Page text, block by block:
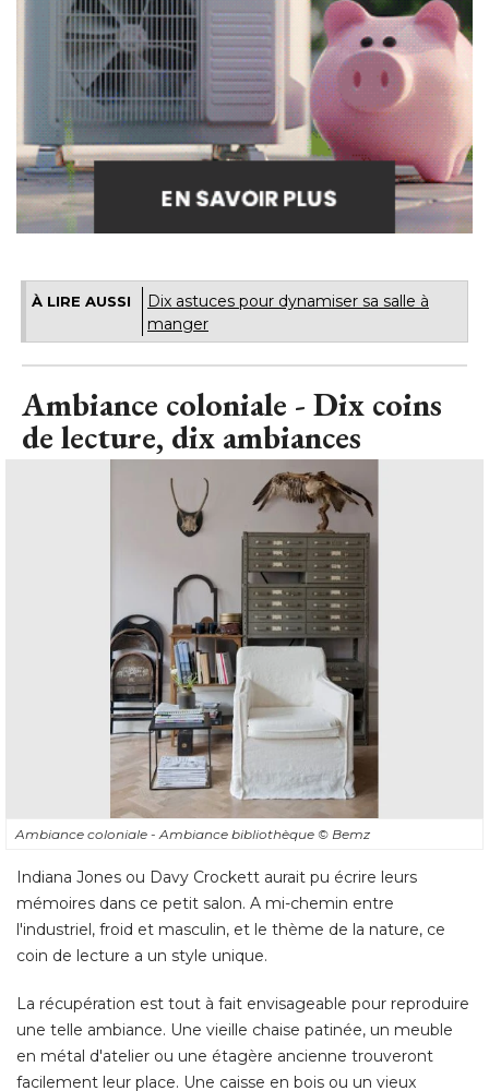
À LIRE AUSSI
Dix astuces pour dynamiser sa salle à
Ambiance coloniale - Dix coins
de lecture, dix ambiances
Ambiance coloniale - Ambiance bibliothèque© Bemz
Indiana Jones ou Davy Crockett aurait pu écrire leurs
mémoires dans ce petit salon. A mi-chemin entre
l'industriel, froid et masculin, et le thème de la nature, ce
La récupération est tout à fait envisageable pour reproduire
une telle ambiance. Une vieille chaise patinée, un meuble
en métal d'atelier ou une étagère ancienne trouveront
tonneau se transforment en une jolie table d'appoint au
charme authentique.
Recouvrez les fauteuils abimés d'une belle housse, dans les